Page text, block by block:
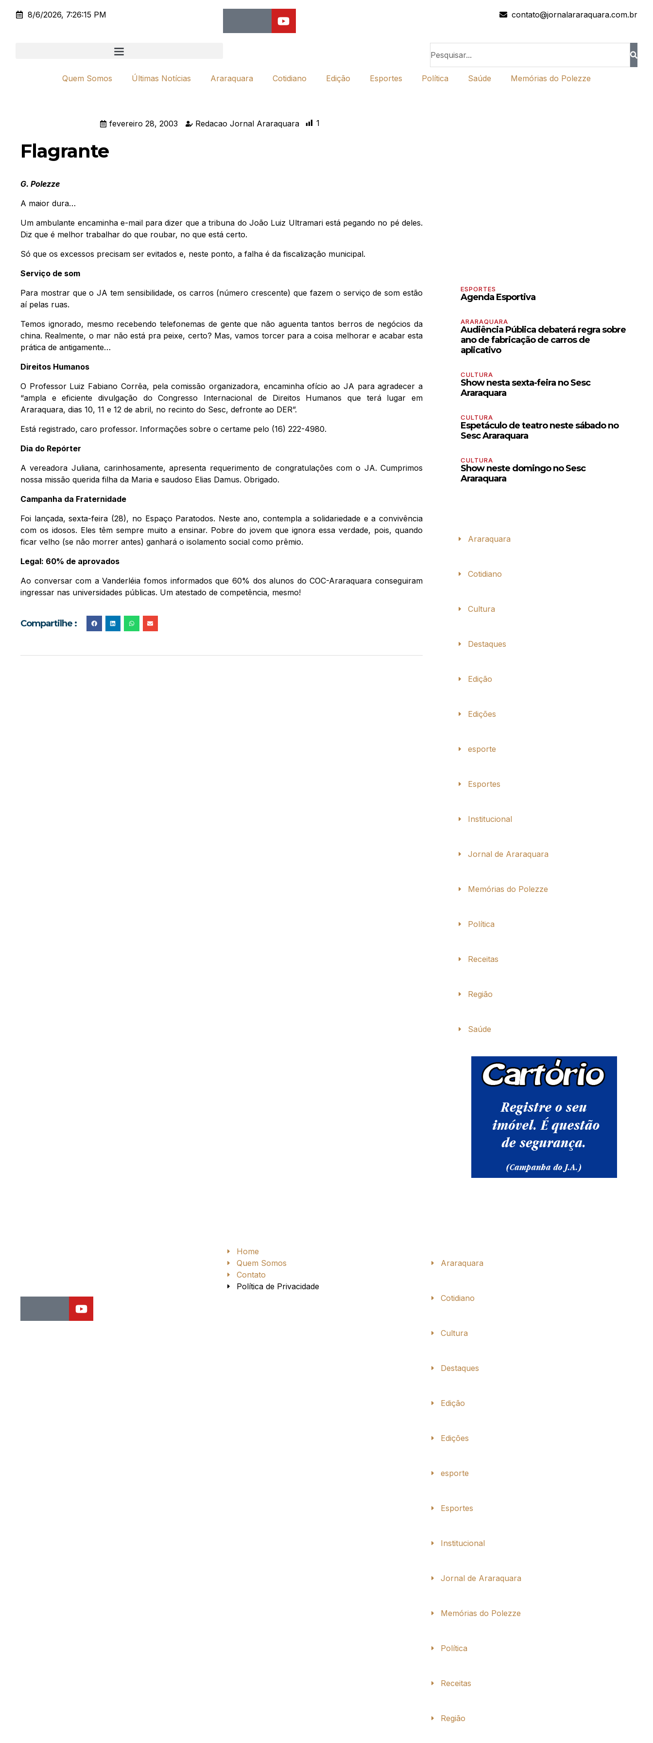
8/6/2026, 7:26:15 PM contato@jornalararaquara.com.br
Quem Somos Últimas Notícias Araraquara Cotidiano Edição Esportes Política Saúde Memórias do Polezze
fevereiro 28, 2003 Redacao Jornal Araraquara 1
Flagrante
G. Polezze
A maior dura…
Um ambulante encaminha e-mail para dizer que a tribuna do João Luiz Ultramari está pegando no pé deles.
Diz que é melhor trabalhar do que roubar, no que está certo.
Só que os excessos precisam ser evitados e, neste ponto, a falha é da fiscalização municipal.
Serviço de som
Para mostrar que o JA tem sensibilidade, os carros (número crescente) que fazem o serviço de som estão
aí pelas ruas.
Temos ignorado, mesmo recebendo telefonemas de gente que não aguenta tantos berros de negócios da
china. Realmente, o mar não está pra peixe, certo? Mas, vamos torcer para a coisa melhorar e acabar esta
prática de antigamente…
Direitos Humanos
O Professor Luiz Fabiano Corrêa, pela comissão organizadora, encaminha ofício ao JA para agradecer a
“ampla e eficiente divulgação do Congresso Internacional de Direitos Humanos que terá lugar em
Araraquara, dias 10, 11 e 12 de abril, no recinto do Sesc, defronte ao DER”.
Está registrado, caro professor. Informações sobre o certame pelo (16) 222-4980.
Dia do Repórter
A vereadora Juliana, carinhosamente, apresenta requerimento de congratulações com o JA. Cumprimos
nossa missão querida filha da Maria e saudoso Elias Damus. Obrigado.
Campanha da Fraternidade
Foi lançada, sexta-feira (28), no Espaço Paratodos. Neste ano, contempla a solidariedade e a convivência
com os idosos. Eles têm sempre muito a ensinar. Pobre do jovem que ignora essa verdade, pois, quando
ficar velho (se não morrer antes) ganhará o isolamento social como prêmio.
Legal: 60% de aprovados
Ao conversar com a Vanderléia fomos informados que 60% dos alunos do COC-Araraquara conseguiram
ingressar nas universidades públicas. Um atestado de competência, mesmo!
Compartilhe :
ESPORTES
Agenda Esportiva
ARARAQUARA
Audiência Pública debaterá regra sobre
ano de fabricação de carros de
aplicativo
CULTURA
Show nesta sexta-feira no Sesc
Araraquara
CULTURA
Espetáculo de teatro neste sábado no
Sesc Araraquara
CULTURA
Show neste domingo no Sesc
Araraquara
Araraquara
Cotidiano
Cultura
Destaques
Edição
Edições
esporte
Esportes
Institucional
Jornal de Araraquara
Memórias do Polezze
Política
Receitas
Região
Saúde
Home
Quem Somos
Contato
Política de Privacidade
Araraquara
Cotidiano
Cultura
Destaques
Edição
Edições
esporte
Esportes
Institucional
Jornal de Araraquara
Memórias do Polezze
Política
Receitas
Região